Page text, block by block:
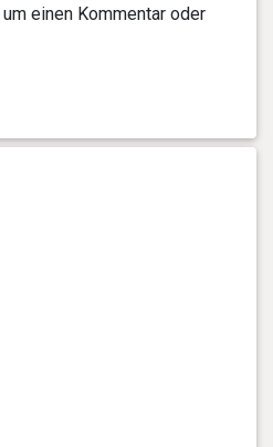
um einen Kommentar oder